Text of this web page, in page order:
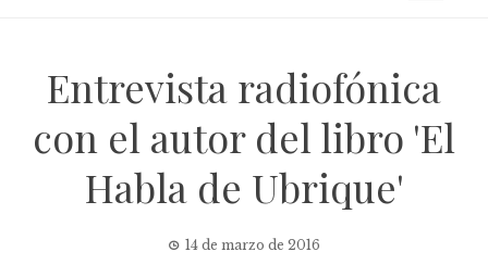
Entrevista radiofónica
con el autor del libro 'El
Habla de Ubrique'
14 de marzo de 2016